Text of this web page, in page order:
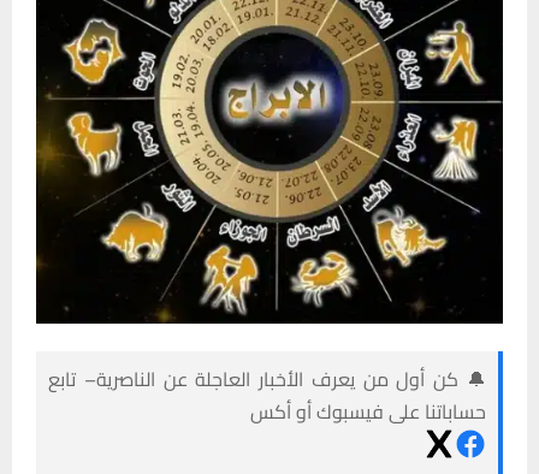
🔔 كن أول من يعرف الأخبار العاجلة عن الناصرية– تابع
حساباتنا على فيسبوك أو أكس